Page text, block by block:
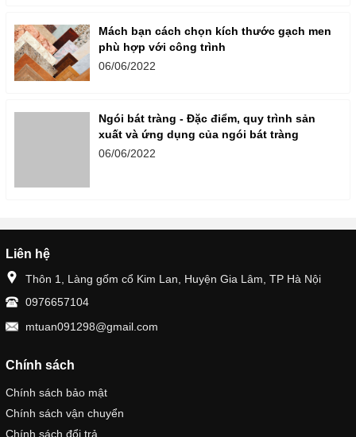
Mách bạn cách chọn kích thước gạch men
phù hợp với công trình
06/06/2022
Ngói bát tràng - Đặc điểm, quy trình sản
xuất và ứng dụng của ngói bát tràng
06/06/2022
Thôn 1, Làng gốm cổ Kim Lan, Huyện Gia Lâm, TP Hà Nội
mtuan091298@gmail.com
Chính sách
Chính sách bảo mật